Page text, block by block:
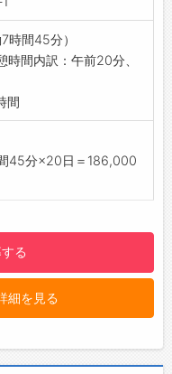
もバッチリ
で可能です◎
働くイメージができま
りお待ちしております
割の環境です
たときには、すぐ先輩
す
囲気で、堅苦しさのな
！
時間45分）
時間内訳：午前20分、
間
45分×20日＝186,000
る
細を見る